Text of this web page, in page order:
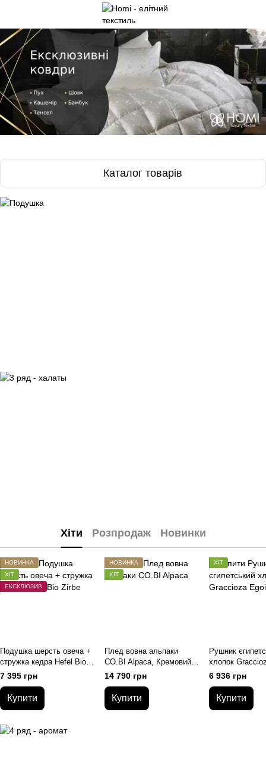
Каталог товарів
Хіти Розпродаж Новинки
НОВИНКА
ХІТ
ЕКСКЛЮЗИВ
Подушка шерсть овеча +
стружка кедра Hefel Bio
Zirbe, 40х60см, 380+100
7 395 грн
Купити
НОВИНКА
ХІТ
Плед вовна альпаки
CO.BI Alpaca, Кремовий,
140х180см
14 790 грн
Купити
ХІТ
Рушник
хлопок
Storm, Темно-
95х150см,
6 936 грн
Купити